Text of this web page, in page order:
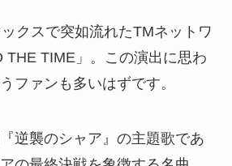
クスで突如流れたTMネットワ
THE TIME」。この演出に思わ
ファンも多いはずです。
逆襲のシャア』の主題歌であ